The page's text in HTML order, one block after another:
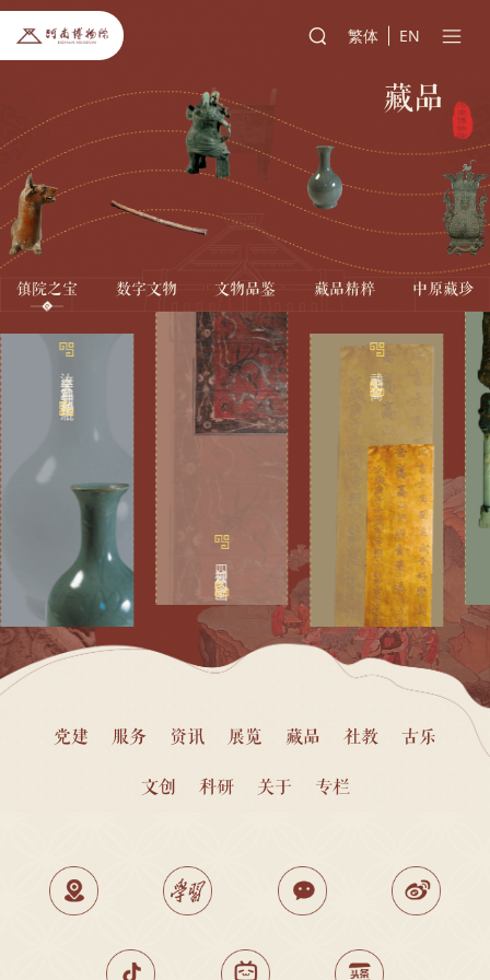
繁体 EN
藏品
镇院之宝 数字文物 文物品鉴 藏品精粹 中原藏珍
汝窑天蓝釉刻花鹅颈瓶
四神云气图壁画
武则天金简
党建 服务 资讯 展览 藏品 社教 古乐
文创 科研 关于 专栏